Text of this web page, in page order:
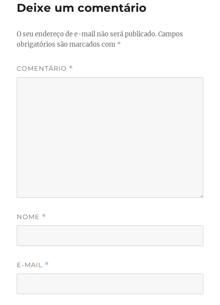
Deixe um comentário
O seu endereço de e-mail não será publicado. Campos
obrigatórios são marcados com *
COMENTÁRIO *
NOME *
E-MAIL *